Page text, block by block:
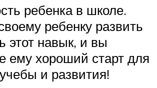
ребенка в школе.
ребенку развить
этот навык, и вы
ему хороший старт для
и развития!